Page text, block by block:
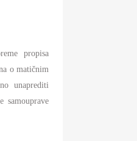
propisa
o matičnim
unaprediti
samouprave